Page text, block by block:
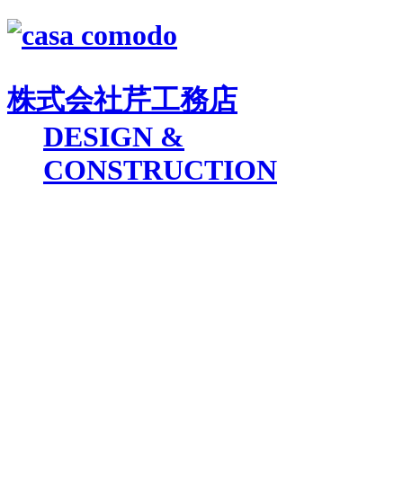
株式会社芹工務店
DESIGN &
CONSTRUCTION